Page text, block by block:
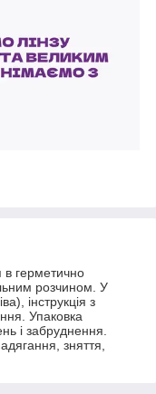
в герметично
розчином. У
інструкція з
Упаковка
і забруднення.
зняття,